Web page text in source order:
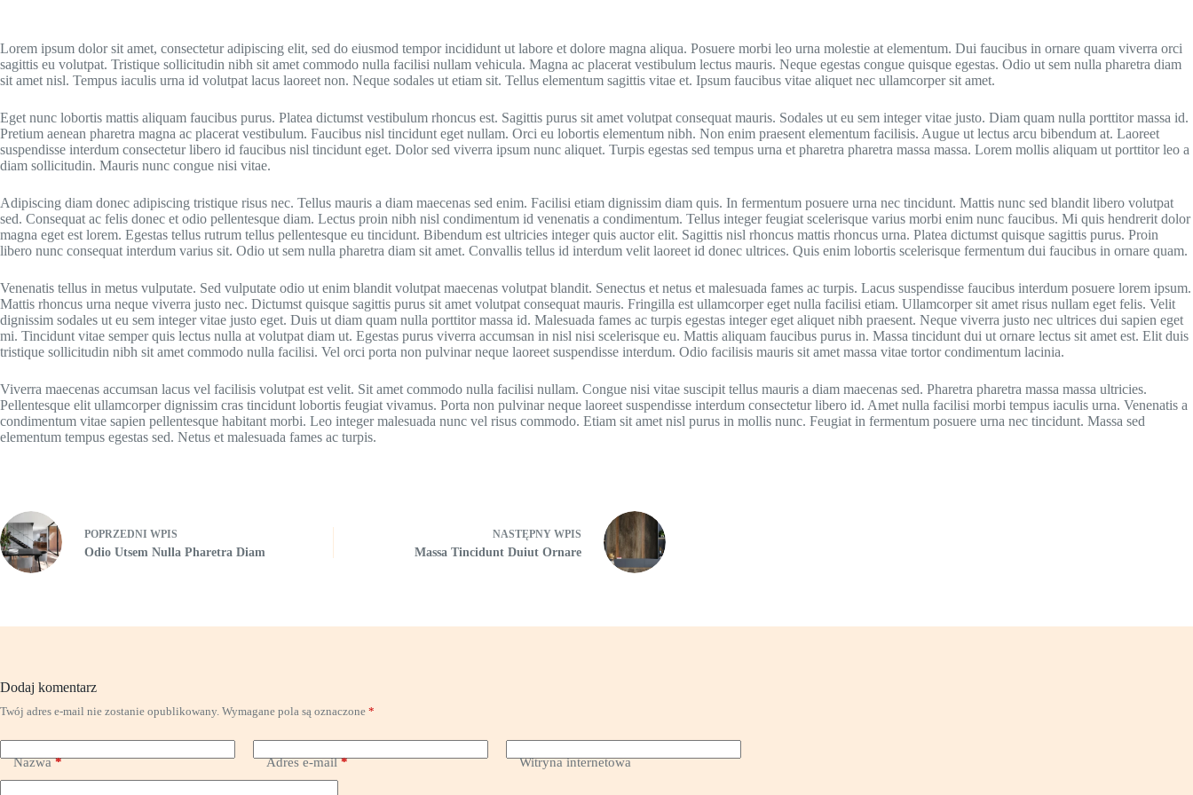
Lorem ipsum dolor sit amet, consectetur adipiscing elit, sed do eiusmod tempor incididunt ut labore et dolore magna aliqua. Posuere morbi leo urna molestie at elementum. Dui faucibus in ornare quam viverra orci
sagittis eu volutpat. Tristique sollicitudin nibh sit amet commodo nulla facilisi nullam vehicula. Magna ac placerat vestibulum lectus mauris. Neque egestas congue quisque egestas. Odio ut sem nulla pharetra diam
sit amet nisl. Tempus iaculis urna id volutpat lacus laoreet non. Neque sodales ut etiam sit. Tellus elementum sagittis vitae et. Ipsum faucibus vitae aliquet nec ullamcorper sit amet.
Eget nunc lobortis mattis aliquam faucibus purus. Platea dictumst vestibulum rhoncus est. Sagittis purus sit amet volutpat consequat mauris. Sodales ut eu sem integer vitae justo. Diam quam nulla porttitor massa id.
Pretium aenean pharetra magna ac placerat vestibulum. Faucibus nisl tincidunt eget nullam. Orci eu lobortis elementum nibh. Non enim praesent elementum facilisis. Augue ut lectus arcu bibendum at. Laoreet
suspendisse interdum consectetur libero id faucibus nisl tincidunt eget. Dolor sed viverra ipsum nunc aliquet. Turpis egestas sed tempus urna et pharetra pharetra massa massa. Lorem mollis aliquam ut porttitor leo a
diam sollicitudin. Mauris nunc congue nisi vitae.
Adipiscing diam donec adipiscing tristique risus nec. Tellus mauris a diam maecenas sed enim. Facilisi etiam dignissim diam quis. In fermentum posuere urna nec tincidunt. Mattis nunc sed blandit libero volutpat
sed. Consequat ac felis donec et odio pellentesque diam. Lectus proin nibh nisl condimentum id venenatis a condimentum. Tellus integer feugiat scelerisque varius morbi enim nunc faucibus. Mi quis hendrerit dolor
magna eget est lorem. Egestas tellus rutrum tellus pellentesque eu tincidunt. Bibendum est ultricies integer quis auctor elit. Sagittis nisl rhoncus mattis rhoncus urna. Platea dictumst quisque sagittis purus. Proin
libero nunc consequat interdum varius sit. Odio ut sem nulla pharetra diam sit amet. Convallis tellus id interdum velit laoreet id donec ultrices. Quis enim lobortis scelerisque fermentum dui faucibus in ornare quam.
Venenatis tellus in metus vulputate. Sed vulputate odio ut enim blandit volutpat maecenas volutpat blandit. Senectus et netus et malesuada fames ac turpis. Lacus suspendisse faucibus interdum posuere lorem ipsum.
Mattis rhoncus urna neque viverra justo nec. Dictumst quisque sagittis purus sit amet volutpat consequat mauris. Fringilla est ullamcorper eget nulla facilisi etiam. Ullamcorper sit amet risus nullam eget felis. Velit
dignissim sodales ut eu sem integer vitae justo eget. Duis ut diam quam nulla porttitor massa id. Malesuada fames ac turpis egestas integer eget aliquet nibh praesent. Neque viverra justo nec ultrices dui sapien eget
mi. Tincidunt vitae semper quis lectus nulla at volutpat diam ut. Egestas purus viverra accumsan in nisl nisi scelerisque eu. Mattis aliquam faucibus purus in. Massa tincidunt dui ut ornare lectus sit amet est. Elit duis
tristique sollicitudin nibh sit amet commodo nulla facilisi. Vel orci porta non pulvinar neque laoreet suspendisse interdum. Odio facilisis mauris sit amet massa vitae tortor condimentum lacinia.
Viverra maecenas accumsan lacus vel facilisis volutpat est velit. Sit amet commodo nulla facilisi nullam. Congue nisi vitae suscipit tellus mauris a diam maecenas sed. Pharetra pharetra massa massa ultricies.
Pellentesque elit ullamcorper dignissim cras tincidunt lobortis feugiat vivamus. Porta non pulvinar neque laoreet suspendisse interdum consectetur libero id. Amet nulla facilisi morbi tempus iaculis urna. Venenatis a
condimentum vitae sapien pellentesque habitant morbi. Leo integer malesuada nunc vel risus commodo. Etiam sit amet nisl purus in mollis nunc. Feugiat in fermentum posuere urna nec tincidunt. Massa sed
elementum tempus egestas sed. Netus et malesuada fames ac turpis.
POPRZEDNI WPIS
Odio Utsem Nulla Pharetra Diam
NASTĘPNY WPIS
Massa Tincidunt Duiut Ornare
Dodaj komentarz
Twój adres e-mail nie zostanie opublikowany. Wymagane pola są oznaczone *
Nazwa* Adres e-mail* Witryna internetowa